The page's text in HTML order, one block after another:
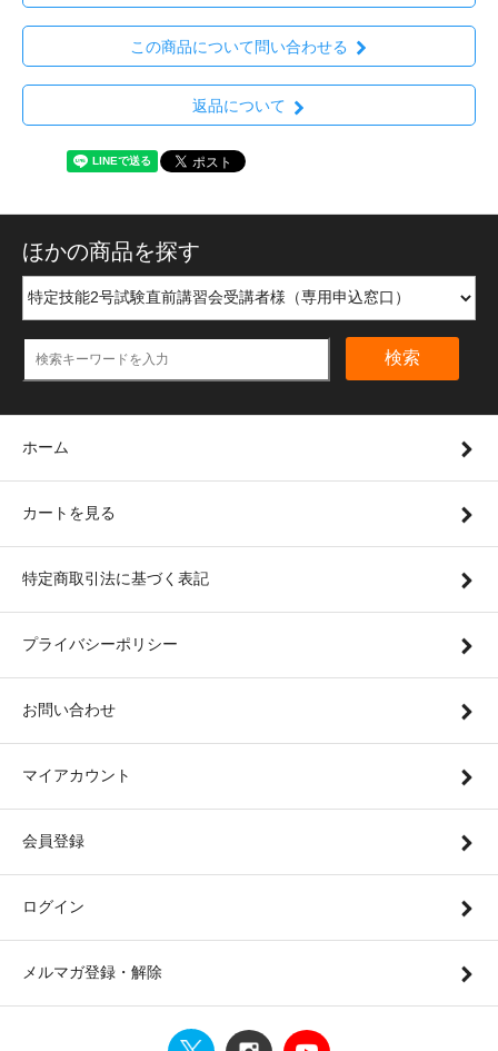
この商品について問い合わせる
返品について
ほかの商品を探す
検索
ホーム
カートを見る
特定商取引法に基づく表記
プライバシーポリシー
お問い合わせ
マイアカウント
会員登録
ログイン
メルマガ登録・解除